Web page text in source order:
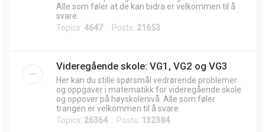
Alle som føler at de kan bidra er velkommen til å
svare.
Topics: 4647Posts: 21653
Videregående skole: VG1, VG2 og VG3
Her kan du stille spørsmål vedrørende problemer
og oppgaver i matematikk for videregående skole
og oppover på høyskolenivå. Alle som føler
trangen er velkommen til å svare.
Topics: 26364 Posts: 132384